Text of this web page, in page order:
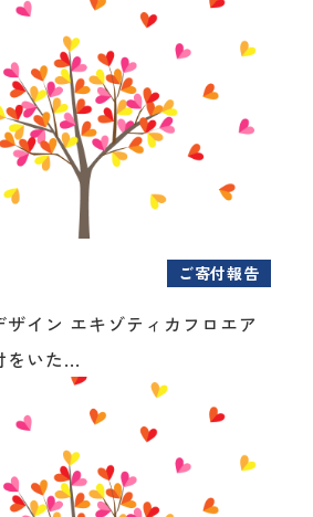
ご寄付報告
ザイン エキゾティカフロエア
をいた...